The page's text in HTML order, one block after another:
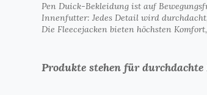
Pen Duick-Bekleidung ist auf
Innenfutter: Jedes Detail wird
Die Fleecejacken bieten höchsten
Produkte stehen für